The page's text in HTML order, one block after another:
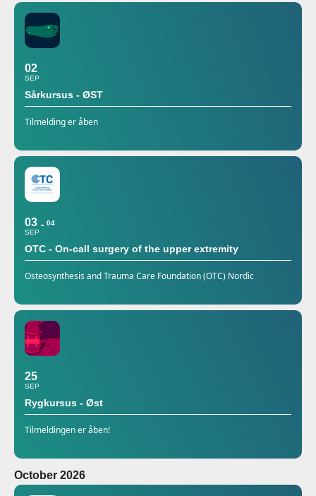
02
SEP
Sårkursus - ØST
Tilmelding er åben
03
SEP
04
OTC - On-call surgery of the upper extremity
Osteosynthesis and Trauma Care Foundation (OTC) Nordic
25
SEP
Rygkursus - Øst
Tilmeldingen er åben!
October 2026